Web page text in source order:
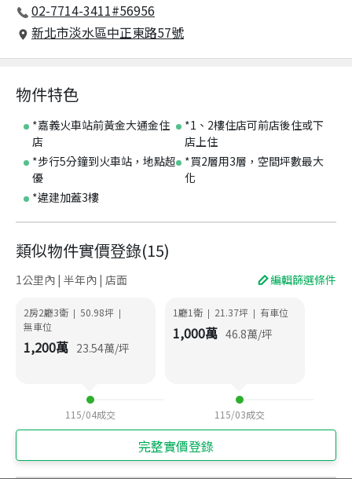
02-7714-3411#56956
新北市淡水區中正東路57號
物件特色
*嘉義火車站前黃金大通金住
店
*1、2樓住店可前店後住或下
店上住
*步行5分鐘到火車站，地點超
優
*買2層用3層，空間坪數最大
化
*違建加蓋3樓
類似物件實價登錄(15)
1公里內 | 半年內 | 店面 編輯篩選條件
2房2廳3衛 | 50.98坪 |
無車位
1,200萬 23.54萬/坪
115/04成交
1廳1衛 | 21.37坪 | 有車位
1,000萬 46.8萬/坪
115/03成交
完整實價登錄